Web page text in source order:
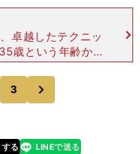
卓越したテクニッ
歳という年齢か
トに活躍するのは
はＪリーグのほか
そ
のページへ3
る
line LINEで送る